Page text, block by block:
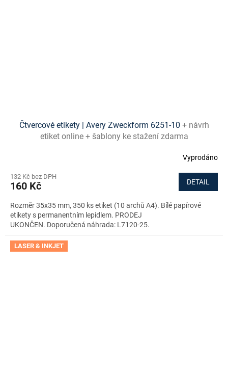
Čtvercové etikety | Avery Zweckform 6251-10 + návrh
etiket online + šablony ke stažení zdarma
Vyprodáno
132 Kč bez DPH
160 Kč DETAIL
Rozměr 35x35 mm, 350 ks etiket (10 archů A4). Bílé papírové
etikety s permanentním lepidlem. PRODEJ
UKONČEN. Doporučená náhrada: L7120-25.
LASER & INKJET